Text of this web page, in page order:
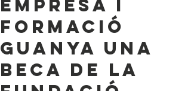
Empresa i
Formació
guanya una
beca de la